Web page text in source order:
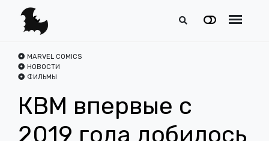
MARVEL COMICS
НОВОСТИ
ФИЛЬМЫ
КВМ впервые с
2019 года добилось